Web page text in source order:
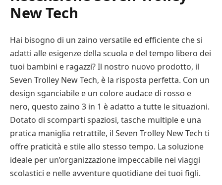
New Tech
Hai bisogno di un zaino versatile ed efficiente che si
adatti alle esigenze della scuola e del tempo libero dei
tuoi bambini e ragazzi? Il nostro nuovo prodotto, il
Seven Trolley New Tech, è la risposta perfetta. Con un
design sganciabile e un colore audace di rosso e
nero, questo zaino 3 in 1 è adatto a tutte le situazioni.
Dotato di scomparti spaziosi, tasche multiple e una
pratica maniglia retrattile, il Seven Trolley New Tech ti
offre praticità e stile allo stesso tempo. La soluzione
ideale per un’organizzazione impeccabile nei viaggi
scolastici e nelle avventure quotidiane dei tuoi figli.